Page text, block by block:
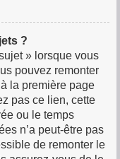
?
» lorsque vous
pouvez remonter
la première page
pas ce lien, cette
ou le temps
n’a peut-être pas
de remonter le